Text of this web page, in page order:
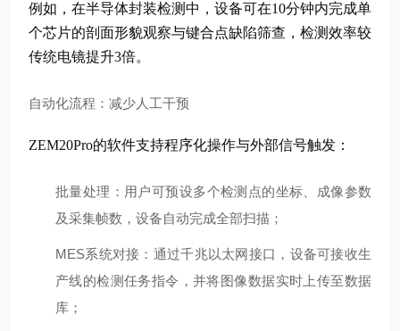
例如，在半导体封装检测中，设备可在10分钟内完成单
个芯片的剖面形貌观察与键合点缺陷筛查，检测效率较
传统电镜提升3倍。
自动化流程：减少人工干预
ZEM20Pro的软件支持程序化操作与外部信号触发：
批量处理 ：用户可预设多个检测点的坐标、成像参数
及采集帧数，设备自动完成全部扫描；
MES系统对接 ：通过千兆以太网接口，设备可接收生
产线的检测任务指令，并将图像数据实时上传至数据
库；